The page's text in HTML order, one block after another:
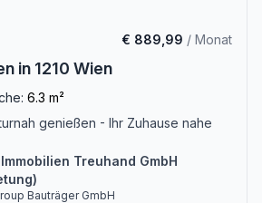
€ 889,99 / Monat
in 1210 Wien
6.3 m²
genießen - Ihr Zuhause nahe
Treuhand GmbH
Bauträger GmbH